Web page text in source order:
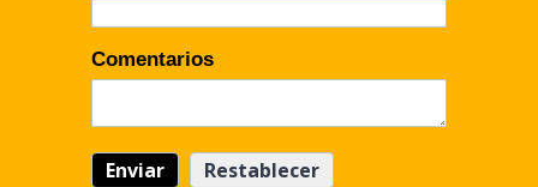
Comentarios